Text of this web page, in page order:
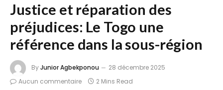
Justice et réparation des
préjudices: Le Togo une
référence dans la sous-région
ByJunior Agbekponou
28 décembre 2025
Aucun commentaire
2 Mins Read